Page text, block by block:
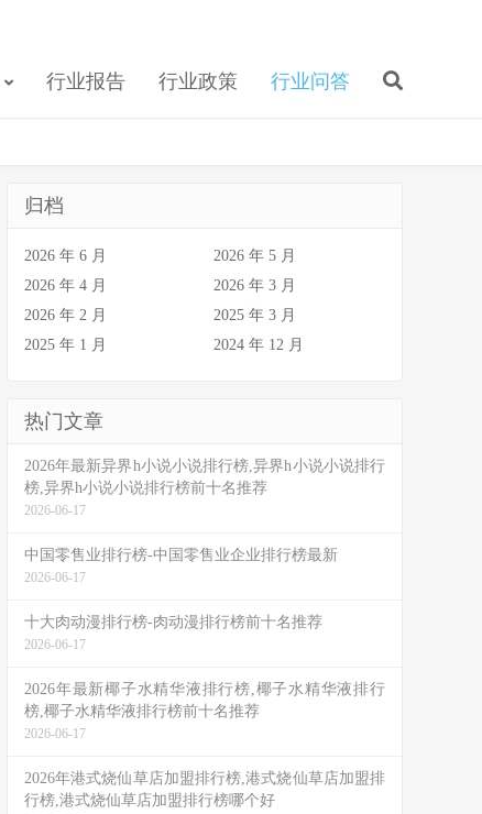
行业报告 行业政策 行业问答
归档
2026 年 6 月
2026 年 5 月
2026 年 4 月
2026 年 3 月
2026 年 2 月
2025 年 3 月
2025 年 1 月
2024 年 12 月
热门文章
2026年最新异界h小说小说排行榜,异界h小说小说排行
榜,异界h小说小说排行榜前十名推荐
2026-06-17
中国零售业排行榜-中国零售业企业排行榜最新
2026-06-17
十大肉动漫排行榜-肉动漫排行榜前十名推荐
2026-06-17
2026年最新椰子水精华液排行榜,椰子水精华液排行
榜,椰子水精华液排行榜前十名推荐
2026-06-17
2026年港式烧仙草店加盟排行榜,港式烧仙草店加盟排
行榜,港式烧仙草店加盟排行榜哪个好